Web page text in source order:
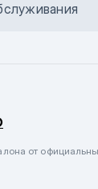
металлик
от